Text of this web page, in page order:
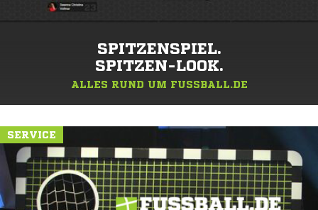
SPITZENSPIEL.
SPITZEN-LOOK.
ALLES RUND UM FUSSBALL.DE
SERVICE